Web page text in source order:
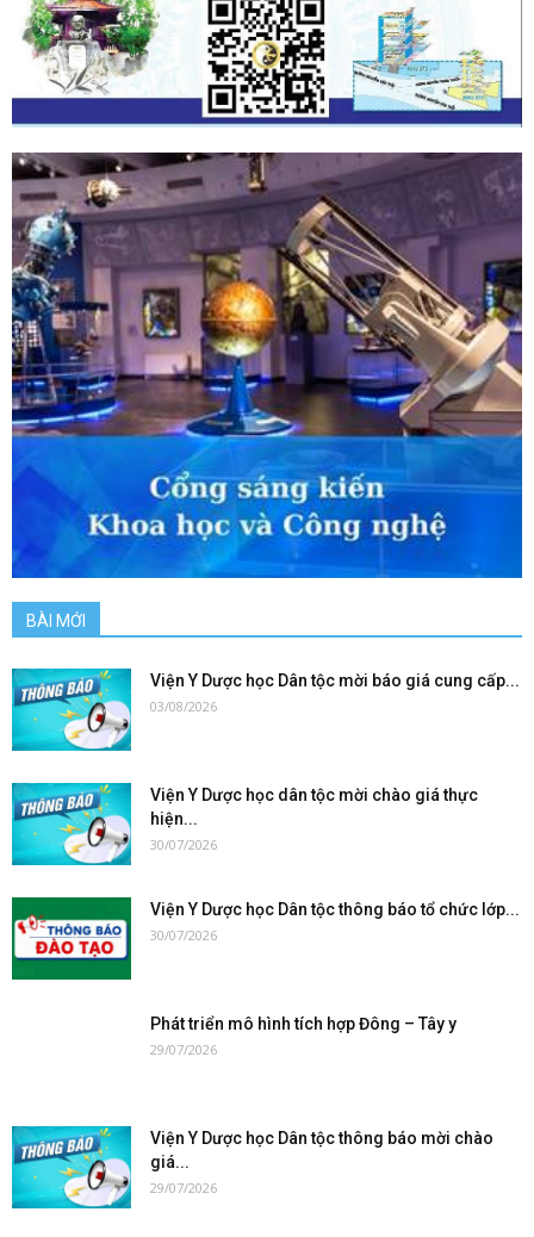
BÀI MỚI
Viện Y Dược học Dân tộc mời báo giá cung cấp...
03/08/2026
Viện Y Dược học dân tộc mời chào giá thực
hiện...
30/07/2026
Viện Y Dược học Dân tộc thông báo tổ chức lớp...
30/07/2026
Phát triển mô hình tích hợp Đông – Tây y
29/07/2026
Viện Y Dược học Dân tộc thông báo mời chào
giá...
29/07/2026